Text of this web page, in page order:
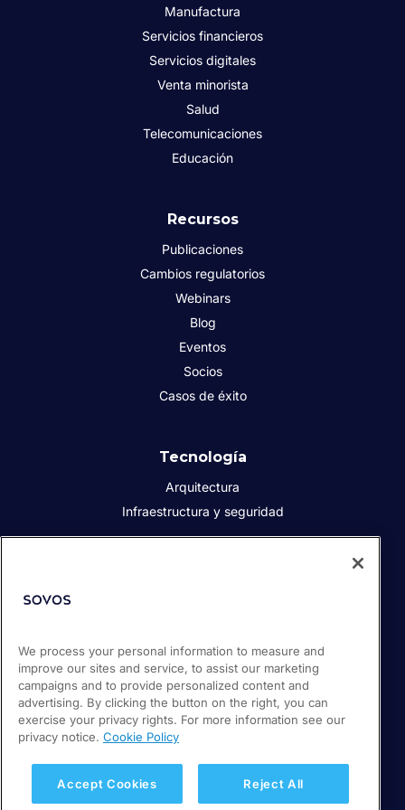
Manufactura
Servicios financieros
Servicios digitales
Venta minorista
Salud
Telecomunicaciones
Educación
Recursos
Publicaciones
Cambios regulatorios
Webinars
Blog
Eventos
Socios
Casos de éxito
Tecnología
Arquitectura
Infraestructura y seguridad
Prensa
Empleos
Soporte / Portal de clientes
Política de privacidad
We process your personal information to measure and
improve our sites and service, to assist our marketing
campaigns and to provide personalized content and
advertising. By clicking the button on the right, you can
exercise your privacy rights. For more information see our
privacy notice. Cookie Policy
Accept Cookies Reject All